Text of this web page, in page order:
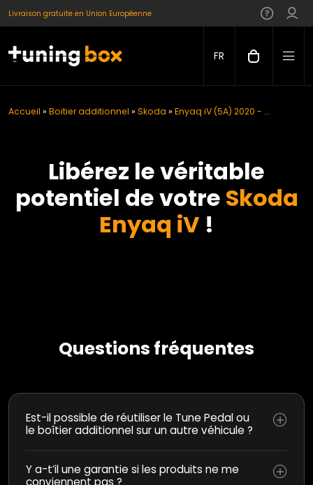
Livraison gratuite en Union Européenne
FR
Accueil » Boitier additionnel » Skoda » Enyaq iV (5A) 2020 - ...
Libérez le véritable
potentiel de votre Skoda
Enyaq iV !
Questions fréquentes
Est-il possible de réutiliser le Tune Pedal ou
le boîtier additionnel sur un autre véhicule ?
Y a-t’il une garantie si les produits ne me
conviennent pas ?